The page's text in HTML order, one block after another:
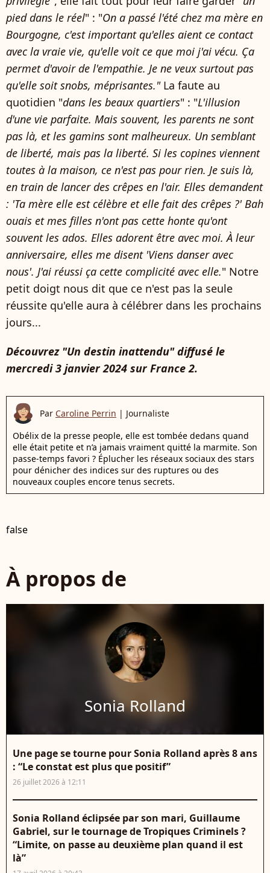
pied dans le réel" : "On a passé l'été chez ma mère en
Bourgogne, c'est important qu'elles aient ce contact
avec la vraie vie, qu'elle voit ce que moi j'ai vécu. Ça
permet d'avoir de l'empathie. Je ne veux surtout pas
qu'elle soit snobs, méprisantes."La faute au
quotidien "dans les beaux quartiers" : "L'illusion
d'une vie parfaite. Mais souvent, les parents ne sont
pas là, et les gamins sont malheureux. Un semblant
de liberté, mais pas la liberté. Si les copines viennent
toutes à la maison, ce n'est pas pour rien. Je suis là,
en train de lancer des crêpes en l'air. Elles demandent
: 'Ta mère elle est célèbre et elle fait des crêpes ?' Bah
ouais et mes filles n'ont pas cette honte qu'ont
souvent les ados. Elles adorent être avec moi. À leur
anniversaire, elles me disent 'Viens danser avec
nous'. J'ai réussi ça cette complicité avec elle." Notre
petit doigt nous dit que ce n'est pas la seule
réussite qu'elle aura à célébrer dans les prochains
jours...
Découvrez "Un destin inattendu" diffusé le
mercredi 3 janvier 2024 sur France 2.
Par Caroline Perrin | Journaliste
Obélix de la presse people, elle est tombée dedans quand
elle était petite et n’a jamais vraiment quitté la marmite. Son
passe-temps favori ? Éplucher les réseaux sociaux des stars
pour dénicher des indices sur des ruptures ou des
nouveaux couples encore tenus secrets.
false
À propos de
Sonia Rolland
Une page se tourne pour Sonia Rolland après 8 ans
: “Le constat est plus que positif”
26 juillet 2026 à 12:11
Sonia Rolland éclipsée par son mari, Guillaume
Gabriel, sur le tournage de Tropiques Criminels ?
“Limite, on passe au deuxième plan quand il est
là”